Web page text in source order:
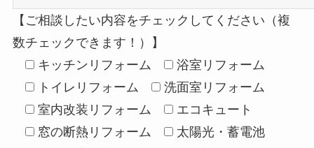
【ご相談したい内容をチェックしてください（複
数チェックできます！）】
キッチンリフォーム
浴室リフォーム
トイレリフォーム
洗面室リフォーム
室内改装リフォーム
エコキュート
窓の断熱リフォーム
太陽光・蓄電池